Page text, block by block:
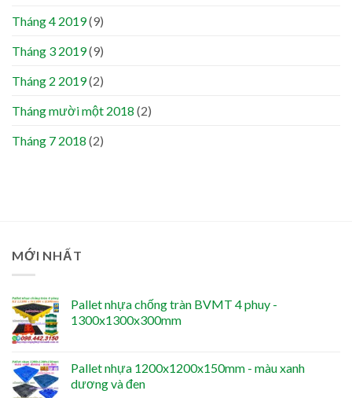
Tháng 4 2019(9)
Tháng 3 2019(9)
Tháng 2 2019(2)
Tháng mười một 2018 (2)
Tháng 7 2018 (2)
MỚI NHẤT
Pallet nhựa chống tràn BVMT 4 phuy -
1300x1300x300mm
Pallet nhựa 1200x1200x150mm - màu xanh
dương và đen